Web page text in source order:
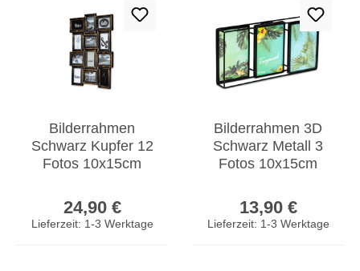
Bilderrahmen
Schwarz Kupfer 12
Fotos 10x15cm
Collage Galerie
24,90 €
Lieferzeit: 1-3 Werktage
Bilderrahmen 3D
Schwarz Metall 3
Fotos 10x15cm
Collage Galerie
Glas
13,90 €
Lieferzeit: 1-3 Werktage